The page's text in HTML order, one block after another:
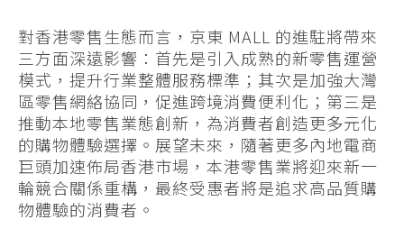
對香港零售生態而言，京東 MALL 的進駐將帶來
三方面深遠影響：首先是引入成熟的新零售運營
模式，提升行業整體服務標準；其次是加強大灣
區零售網絡協同，促進跨境消費便利化；第三是
推動本地零售業態創新，為消費者創造更多元化
的購物體驗選擇。展望未來，隨著更多內地電商
巨頭加速佈局香港市場，本港零售業將迎來新一
輪競合關係重構，最終受惠者將是追求高品質購
物體驗的消費者。